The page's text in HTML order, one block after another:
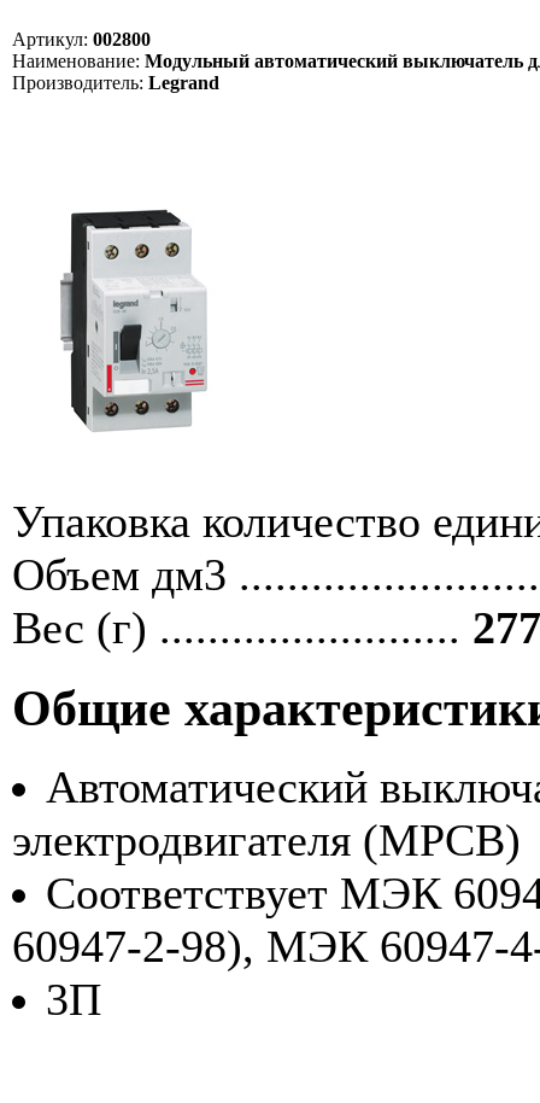
Артикул: 002800
Наименование: Модульный автоматический выключатель
Производитель: Legrand
Упаковка количество
Объем дм3
Вес (г) .........................
Общие
Автоматический
электродвигателя (MPCB)
Соответствует МЭК
60947-2-98), МЭК 60947-
3П